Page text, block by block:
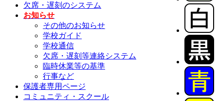
欠席・遅刻のシステム
お知らせ
その他のお知らせ
学校ガイド
学校通信
欠席・遅刻等連絡システム
臨時休業等の基準
行事など
保護者専用ページ
コミュニティ・スクール